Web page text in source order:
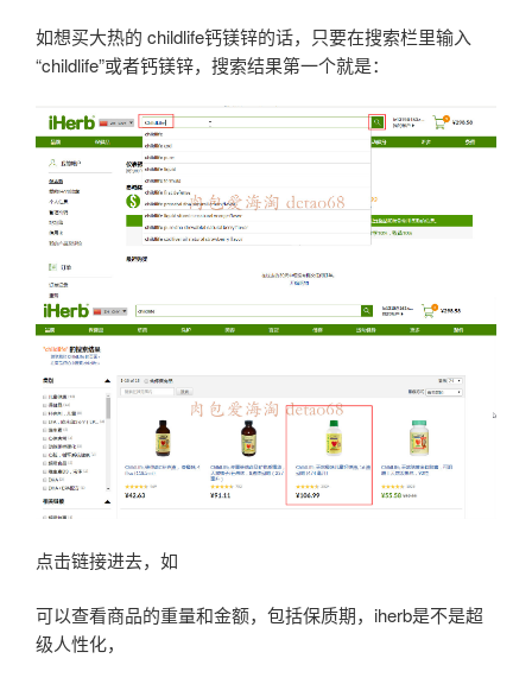
如想买大热的 childlife钙镁锌的话，只要在搜索栏里输入
“childlife”或者钙镁锌，搜索结果第一个就是：
点击链接进去，如
可以查看商品的重量和金额，包括保质期，iherb是不是超
级人性化，